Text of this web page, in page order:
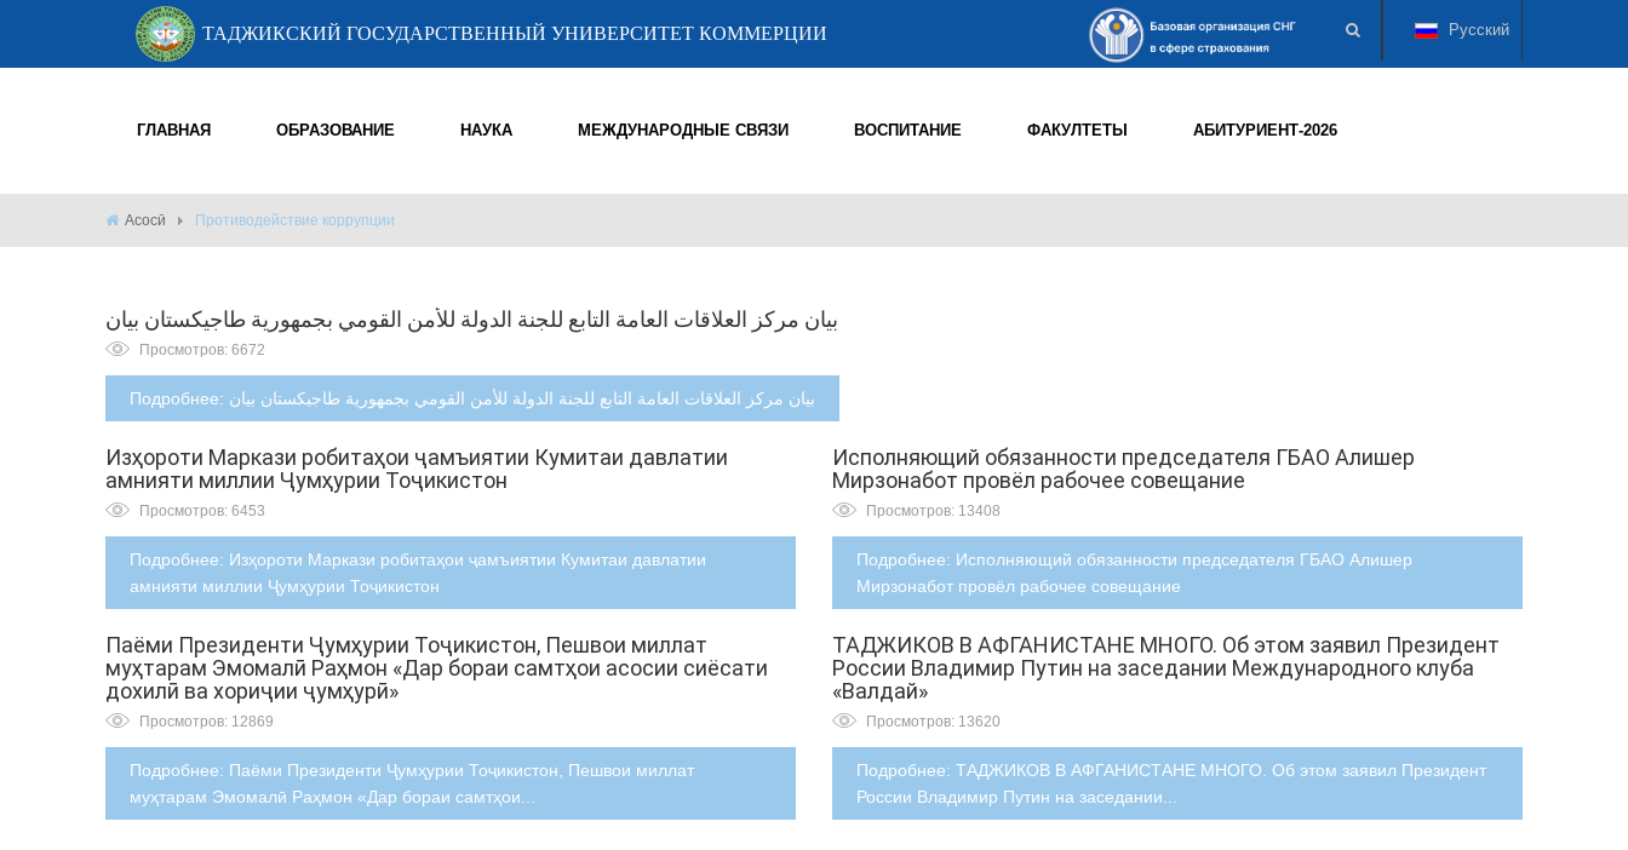
ТАДЖИКСКИЙ ГОСУДАРСТВЕННЫЙ УНИВЕРСИТЕТ КОММЕРЦИИ Русский
ГЛАВНАЯ ОБРАЗОВАНИЕ НАУКА МЕЖДУНАРОДНЫЕ СВЯЗИ ВОСПИТАНИЕ ФАКУЛТЕТЫ АБИТУРИЕНТ-2026
Асосӣ Противодействие коррупции
بيان مركز العلاقات العامة التابع للجنة الدولة للأمن القومي بجمهورية طاجيكستان بيان
Просмотров: 6672
Подробнее: بيان مركز العلاقات العامة التابع للجنة الدولة للأمن القومي بجمهورية طاجيكستان بيان
Изҳороти Маркази робитаҳои ҷамъиятии Кумитаи давлатии
амнияти миллии Ҷумҳурии Тоҷикистон
Просмотров: 6453
Подробнее: Изҳороти Маркази робитаҳои ҷамъиятии Кумитаи давлатии
амнияти миллии Ҷумҳурии Тоҷикистон
Исполняющий обязанности председателя ГБАО Алишер
Мирзонабот провёл рабочее совещание
Просмотров: 13408
Подробнее: Исполняющий обязанности председателя ГБАО Алишер
Мирзонабот провёл рабочее совещание
Паёми Президенти Ҷумҳурии Тоҷикистон, Пешвои миллат
муҳтарам Эмомалӣ Раҳмон «Дар бораи самтҳои асосии сиёсати
дохилӣ ва хориҷии ҷумҳурӣ»
Просмотров: 12869
Подробнее: Паёми Президенти Ҷумҳурии Тоҷикистон, Пешвои миллат
муҳтарам Эмомалӣ Раҳмон «Дар бораи самтҳои...
ТАДЖИКОВ В АФГАНИСТАНЕ МНОГО. Об этом заявил Президент
России Владимир Путин на заседании Международного клуба
«Валдай»
Просмотров: 13620
Подробнее: ТАДЖИКОВ В АФГАНИСТАНЕ МНОГО. Об этом заявил Президент
России Владимир Путин на заседании...